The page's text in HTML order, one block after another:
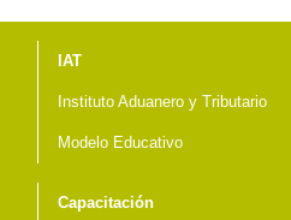
Menú del pie
IAT
Instituto Aduanero y Tributario
Modelo Educativo
Capacitación